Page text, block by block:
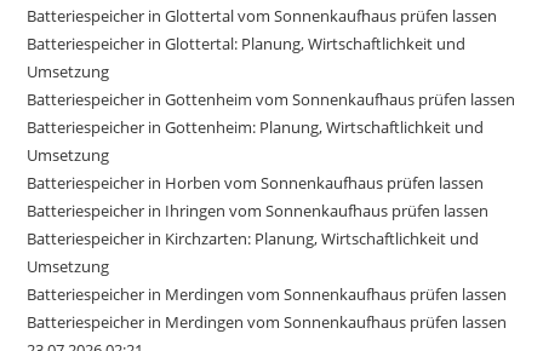
Batteriespeicher in Glottertal vom Sonnenkaufhaus prüfen lassen
Batteriespeicher in Glottertal: Planung, Wirtschaftlichkeit und
Umsetzung
Batteriespeicher in Gottenheim vom Sonnenkaufhaus prüfen lassen
Batteriespeicher in Gottenheim: Planung, Wirtschaftlichkeit und
Umsetzung
Batteriespeicher in Horben vom Sonnenkaufhaus prüfen lassen
Batteriespeicher in Ihringen vom Sonnenkaufhaus prüfen lassen
Batteriespeicher in Kirchzarten: Planung, Wirtschaftlichkeit und
Umsetzung
Batteriespeicher in Merdingen vom Sonnenkaufhaus prüfen lassen
Batteriespeicher in Merdingen vom Sonnenkaufhaus prüfen lassen